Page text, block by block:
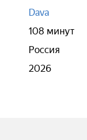
Dava
108 минут
Россия
2026